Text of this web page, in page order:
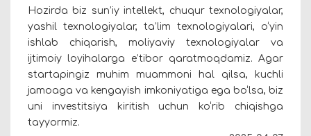
Hozirda biz sun’iy intellekt, chuqur texnologiyalar,
yashil texnologiyalar, ta’lim texnologiyalari, o‘yin
ishlab chiqarish, moliyaviy texnologiyalar va
ijtimoiy loyihalarga e’tibor qaratmoqdamiz. Agar
startapingiz muhim muammoni hal qilsa, kuchli
jamoaga va kengayish imkoniyatiga ega bo‘lsa, biz
uni investitsiya kiritish uchun ko‘rib chiqishga
tayyormiz.